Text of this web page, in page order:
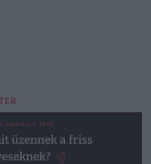
augusztus 5. 16:30
üzennek a friss